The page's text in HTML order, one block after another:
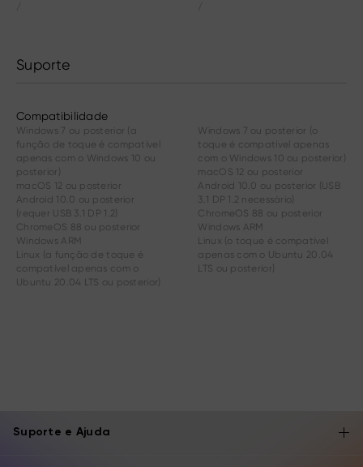
Suporte
Compatibilidade
Windows 7 ou posterior (a
função de toque é compatível
apenas com o Windows 10 ou
posterior)
macOS 12 ou posterior
Android 10.0 ou posterior
(requer USB 3.1 DP 1.2)
ChromeOS 88 ou posterior
Windows ARM
Linux (a função de toque é
compatível apenas com o
Ubuntu 20.04 LTS ou posterior)
Windows 7 ou posterior (o
toque é compatível apenas
com o Windows 10 ou posterior)
macOS 12 ou posterior
Android 10.0 ou posterior (USB
3.1 DP 1.2 necessário)
ChromeOS 88 ou posterior
Windows ARM
Linux (o toque é compatível
apenas com o Ubuntu 20.04
LTS ou posterior)
Suporte e Ajuda